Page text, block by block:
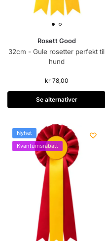
Rosett Good
32cm - Gule rosetter perfekt til
hund
kr78,00
Se alternativer
Nyhet
Kvantumsrabatt